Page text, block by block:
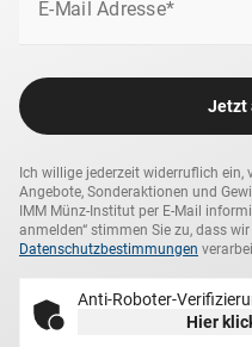
E-Mail Adresse*
Jetzt
Ich willige jederzeit widerruflich
Angebote, Sonderaktionen und
IMM Münz-Institut per E-Mail
anmelden“ stimmen Sie zu, dass
Datenschutzbestimmungen
Anti-Roboter-
Hier